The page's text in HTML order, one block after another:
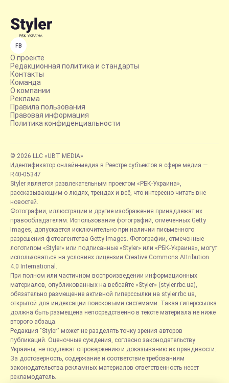
FB
О проекте
Редакционная политика и стандарты
Контакты
Команда
О компании
Реклама
Правила пользования
Правовая информация
Политика конфиденциальности
© 2026 LLC «UBT MEDIA»
Идентификатор онлайн-медиа в Реестре субъектов в сфере медиа —
R40-05347
Styler является развлекательным проектом «РБК-Украина»,
рассказывающим о людях, трендах и всё, что интересно читать вне
новостей.
Фотографии, иллюстрации и другие изображения принадлежат их
правообладателям. Использование фотографий, отмеченных Getty
Images, допускается исключительно при наличии письменного
разрешения фотоагентства Getty Images. Фотографии, отмеченные
логотипом «Styler» или подписанные «Styler» или «РБК-Украина», могут
использоваться на условиях лицензии Creative Commons Attribution
4.0 International.
При полном или частичном воспроизведении информационных
материалов, опубликованных на вебсайте «Styler» (styler.rbc.ua),
обязательно размещение активной гиперссылки на styler.rbc.ua,
открытой для индексации поисковыми системами. Такая гиперссылка
должна быть размещена непосредственно в тексте материала не ниже
второго абзаца.
Редакция "Styler" может не разделять точку зрения авторов
публикаций. Оценочные суждения, согласно законодательству
Украины, не подлежат опровержению и доказыванию их правдивости.
За достоверность, содержание и соответствие требованиям
законодательства рекламных материалов ответственность несет
рекламодатель.